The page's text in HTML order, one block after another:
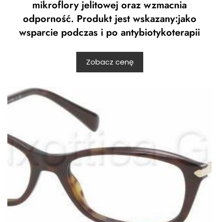
mikroflory jelitowej oraz wzmacnia
odporność. Produkt jest wskazany:jako
wsparcie podczas i po antybiotykoterapii
Zobacz cenę